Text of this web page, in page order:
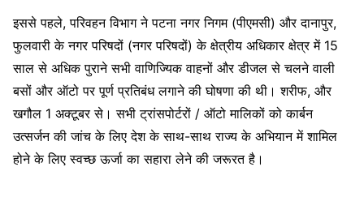
इससे पहले, परिवहन विभाग ने पटना नगर निगम (पीएमसी) और दानापुर,
फुलवारी के नगर परिषदों (नगर परिषदों) के क्षेत्रीय अधिकार क्षेत्र में 15
साल से अधिक पुराने सभी वाणिज्यिक वाहनों और डीजल से चलने वाली
बसों और ऑटो पर पूर्ण प्रतिबंध लगाने की घोषणा की थी। शरीफ, और
खगौल 1 अक्टूबर से। सभी ट्रांसपोर्टरों / ऑटो मालिकों को कार्बन
उत्सर्जन की जांच के लिए देश के साथ-साथ राज्य के अभियान में शामिल
होने के लिए स्वच्छ ऊर्जा का सहारा लेने की जरूरत है।